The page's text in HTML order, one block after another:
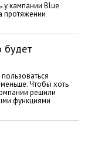
у кампании Blue
протяжении
будет
Чтобы хоть
решили
функциями